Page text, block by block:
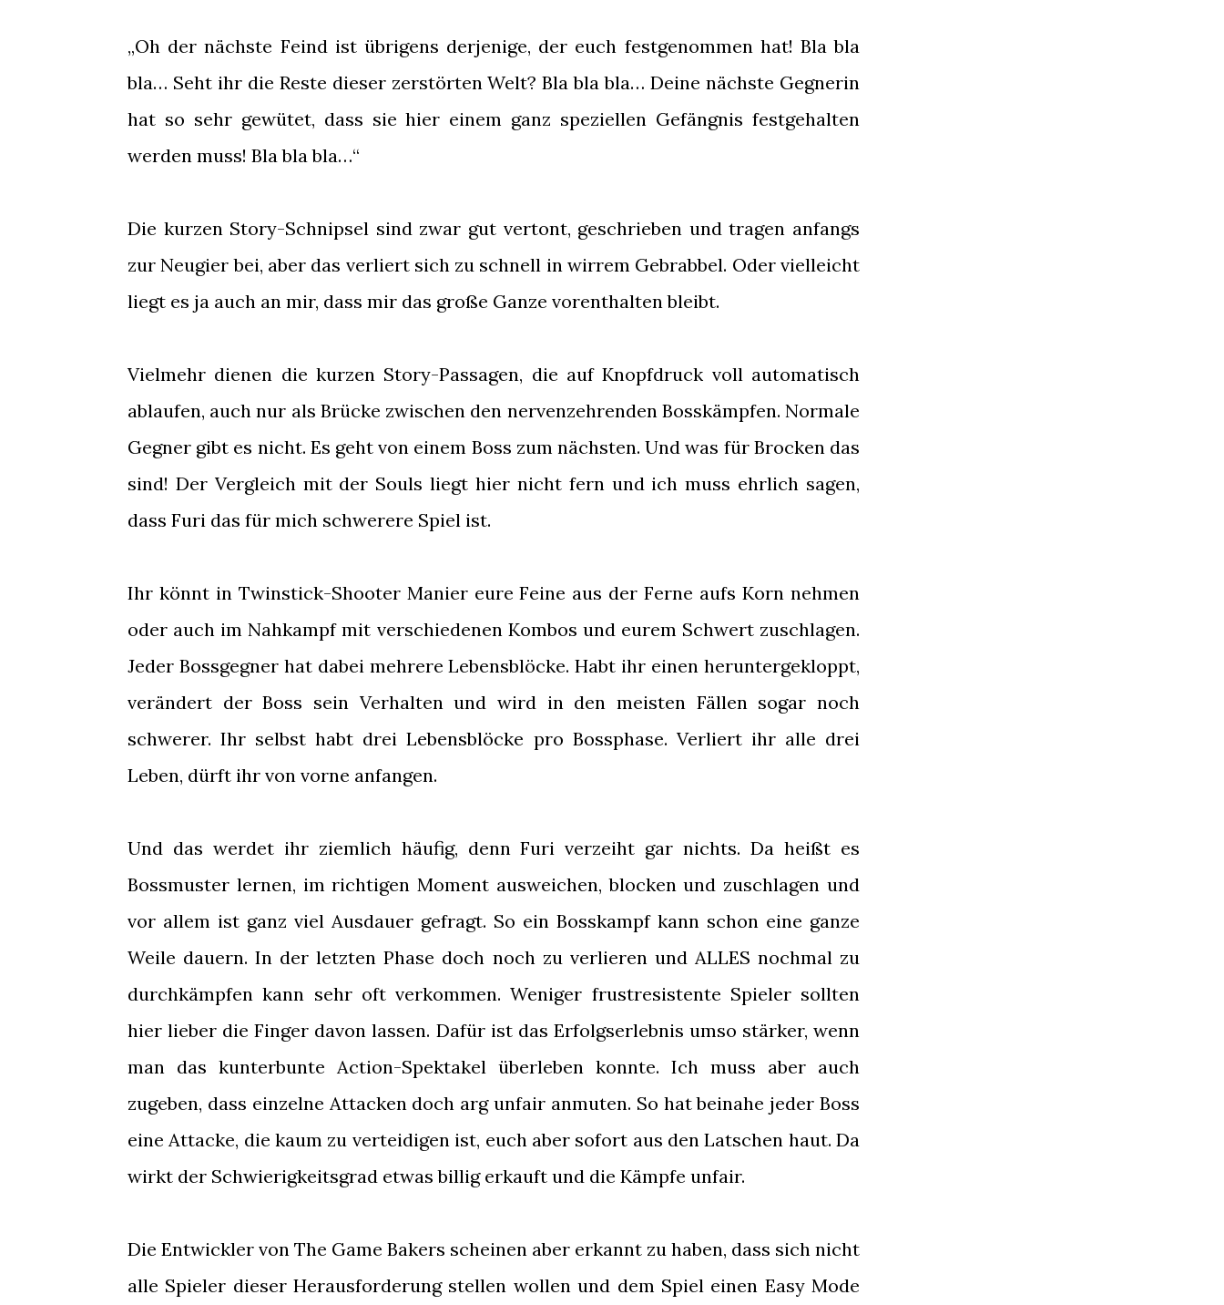
„Oh der nächste Feind ist übrigens derjenige, der euch festgenommen hat! Bla bla
bla… Seht ihr die Reste dieser zerstörten Welt? Bla bla bla… Deine nächste Gegnerin
hat so sehr gewütet, dass sie hier einem ganz speziellen Gefängnis festgehalten
werden muss! Bla bla bla…“
Die kurzen Story-Schnipsel sind zwar gut vertont, geschrieben und tragen anfangs
zur Neugier bei, aber das verliert sich zu schnell in wirrem Gebrabbel. Oder vielleicht
liegt es ja auch an mir, dass mir das große Ganze vorenthalten bleibt.
Vielmehr dienen die kurzen Story-Passagen, die auf Knopfdruck voll automatisch
ablaufen, auch nur als Brücke zwischen den nervenzehrenden Bosskämpfen. Normale
Gegner gibt es nicht. Es geht von einem Boss zum nächsten. Und was für Brocken das
sind! Der Vergleich mit der Souls liegt hier nicht fern und ich muss ehrlich sagen,
dass Furi das für mich schwerere Spiel ist.
Ihr könnt in Twinstick-Shooter Manier eure Feine aus der Ferne aufs Korn nehmen
oder auch im Nahkampf mit verschiedenen Kombos und eurem Schwert zuschlagen.
Jeder Bossgegner hat dabei mehrere Lebensblöcke. Habt ihr einen heruntergekloppt,
verändert der Boss sein Verhalten und wird in den meisten Fällen sogar noch
schwerer. Ihr selbst habt drei Lebensblöcke pro Bossphase. Verliert ihr alle drei
Leben, dürft ihr von vorne anfangen.
Und das werdet ihr ziemlich häufig, denn Furi verzeiht gar nichts. Da heißt es
Bossmuster lernen, im richtigen Moment ausweichen, blocken und zuschlagen und
vor allem ist ganz viel Ausdauer gefragt. So ein Bosskampf kann schon eine ganze
Weile dauern. In der letzten Phase doch noch zu verlieren und ALLES nochmal zu
durchkämpfen kann sehr oft verkommen. Weniger frustresistente Spieler sollten
hier lieber die Finger davon lassen. Dafür ist das Erfolgserlebnis umso stärker, wenn
man das kunterbunte Action-Spektakel überleben konnte. Ich muss aber auch
zugeben, dass einzelne Attacken doch arg unfair anmuten. So hat beinahe jeder Boss
eine Attacke, die kaum zu verteidigen ist, euch aber sofort aus den Latschen haut. Da
wirkt der Schwierigkeitsgrad etwas billig erkauft und die Kämpfe unfair.
Die Entwickler von The Game Bakers scheinen aber erkannt zu haben, dass sich nicht
alle Spieler dieser Herausforderung stellen wollen und dem Spiel einen Easy Mode